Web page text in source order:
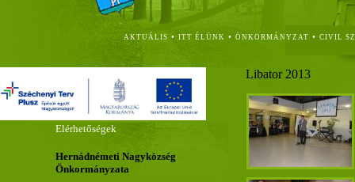
AKTUÁLIS • ITT ÉLÜNK • ÖNKORMÁNYZAT • CIVIL
Elérhetőségek
Hernádnémeti Nagyközség
Önkormányzata
Libator 2013